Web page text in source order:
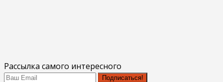
Рассылка самого интересного
Подписаться!